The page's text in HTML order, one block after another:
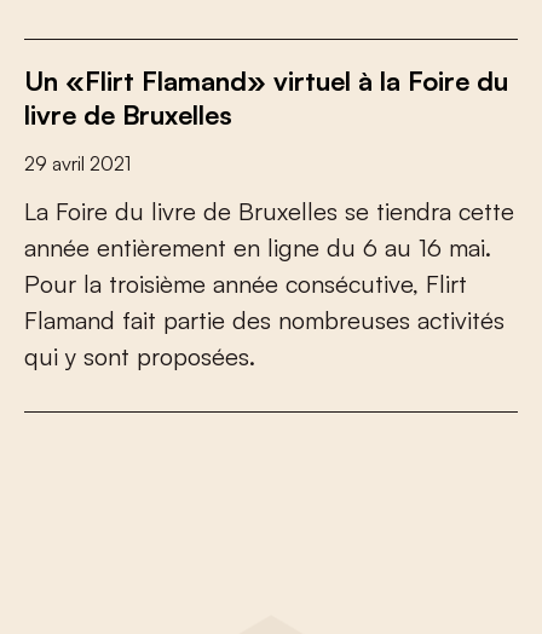
Un «Flirt Flamand» virtuel à la Foire du
livre de Bruxelles
29 avril 2021
La Foire du livre de Bruxelles se tiendra cette
année entièrement en ligne du 6 au 16 mai.
Pour la troisième année consécutive, Flirt
Flamand fait partie des nombreuses activités
qui y sont proposées.